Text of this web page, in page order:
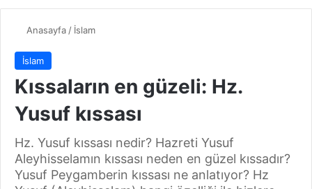
Anasayfa / İslam
İslam
Kıssaların en güzeli: Hz.
Yusuf kıssası
Hz. Yusuf kıssası nedir? Hazreti Yusuf
Aleyhisselamın kıssası neden en güzel kıssadır?
Yusuf Peygamberin kıssası ne anlatıyor? Hz